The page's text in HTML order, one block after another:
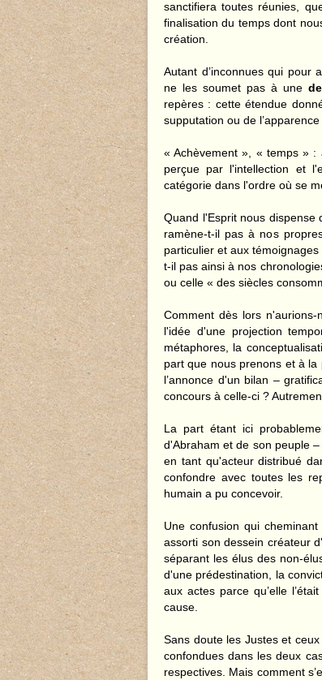
sanctifiera toutes réunies,
finalisation du temps dont
création.
Autant d’inconnues qui pour
ne les soumet pas à une
repères : cette étendue
supputation ou de
« Achèvement », « temps »
perçue par l'intellection et
catégorie dans l'ordre où se
Quand l'Esprit nous dispense
ramène-t-il pas à nos
particulier et aux
t-il pas ainsi à nos
ou celle « des siècles
Comment dès lors
l'idée d'une projection
métaphores, la
part que nous prenons et à
l’annonce d'un bilan –
concours à celle-ci ?
La part étant ici
d'Abraham et de son peuple
en tant qu'acteur distribué
confondre avec toutes les
humain a pu concevoir.
Une confusion qui
assorti son dessein créateur
séparant les élus des non-
d'une prédestination, la
aux actes parce qu’elle
cause.
Sans doute les Justes et
confondues dans les deux
respectives. Mais comment